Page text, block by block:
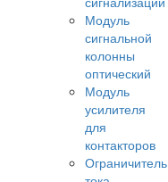
Модуль
сигнальной
колонны
оптический
Модуль
усилителя
для
контакторов
Ограничитель